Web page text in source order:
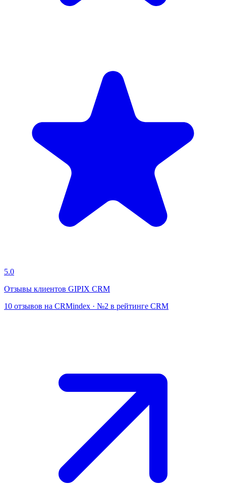
5.0
Отзывы клиентов GIPIX CRM
10 отзывов на CRMindex · №2 в рейтинге CRM